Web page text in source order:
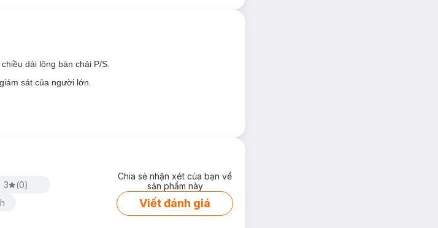
lại hiệu quả bảo vệ răng miệng vượt trội; an toàn và
dài lông bàn chải P/S.
sát của người lớn.
3 (0)
Chia sẻ nhận xét của bạn về
sản phẩm này
Viết đánh giá